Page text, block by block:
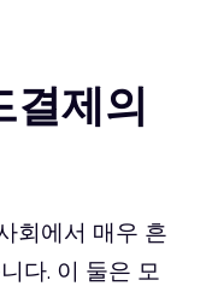
결제의
회에서 매우 흔
다. 이 둘은 모